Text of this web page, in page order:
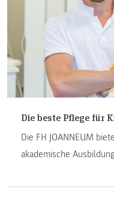
Die beste Pflege für
Die FH JOANNEUM
akademische